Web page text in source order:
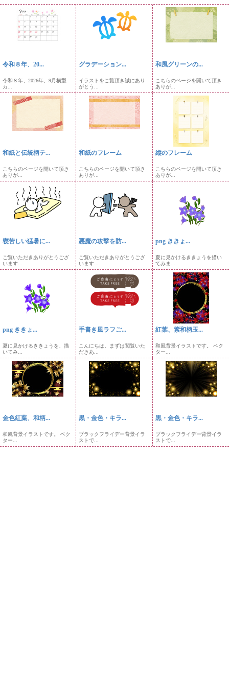
令和８年、20...
令和８年、2026年、9月横型
カ...
グラデーション...
イラストをご覧頂き誠にあり
がとう...
和風グリーンの...
こちらのページを開いて頂き
ありが...
和紙と伝統柄テ...
こちらのページを開いて頂き
ありが...
和紙のフレーム
こちらのページを開いて頂き
ありが...
縦のフレーム
こちらのページを開いて頂き
ありが...
寝苦しい猛暑に...
ご覧いただきありがとうござ
います...
悪魔の攻撃を防...
ご覧いただきありがとうござ
います...
png ききょ...
夏に見かけるききょうを描い
てみま...
png ききょ...
夏に見かけるききょうを、描
いてみ...
手書き風ラフご...
こんにちは。まずは閲覧いた
だきあ...
紅葉、紫和柄玉...
和風背景イラストです。 ベク
ター...
金色紅葉、和柄...
和風背景イラストです。 ベク
ター...
黒・金色・キラ...
ブラックフライデー背景イラ
ストで...
黒・金色・キラ...
ブラックフライデー背景イラ
ストで...